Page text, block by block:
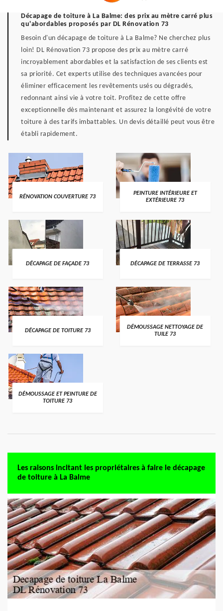
Décapage de toiture à La Balme: des prix au mètre carré plus
qu'abordables proposés par DL Rénovation 73
Besoin d'un décapage de toiture à La Balme? Ne cherchez plus
loin! DL Rénovation 73 propose des prix au mètre carré
incroyablement abordables et la satisfaction de ses clients est
sa priorité. Cet experts utilise des techniques avancées pour
éliminer efficacement les revêtements usés ou dégradés,
redonnant ainsi vie à votre toit. Profitez de cette offre
exceptionnelle dès maintenant et assurez la longévité de votre
toiture à des tarifs imbattables. Un devis détaillé peut vous être
établi rapidement.
RÉNOVATION COUVERTURE 73
PEINTURE INTÉRIEURE ET
EXTÉRIEURE 73
DÉCAPAGE DE FAÇADE 73 DÉCAPAGE DE TERRASSE 73
DÉCAPAGE DE TOITURE 73
DÉMOUSSAGE NETTOYAGE DE
TUILE 73
DÉMOUSSAGE ET PEINTURE DE
TOITURE 73
Les raisons incitant les propriétaires à faire le décapage
de toiture à La Balme